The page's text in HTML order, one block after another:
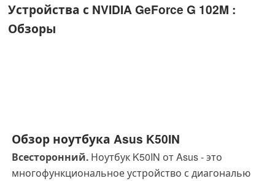
Устройства с NVIDIA GeForce G 102M :
Обзоры
Обзор ноутбука Asus K50IN
Всесторонний.Ноутбук K50IN от Asus - это
многофункциональное устройство с диагональю